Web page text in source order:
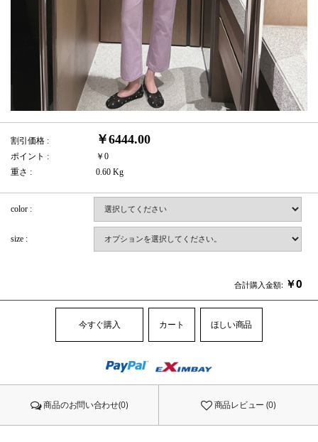
割引価格 : ￥6444.00
ポイント :
￥0
重さ :
0.60 Kg
color :
size :
合計購入金額: ￥0
今すぐ購入 カート ほしい商品
商品のお問い合わせ(0) 商品レビュー (0)